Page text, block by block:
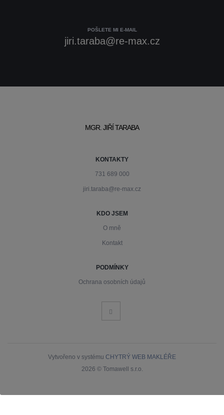
POŠLETE MI E-MAIL
jiri.taraba@re-max.cz
MGR. JIŘÍ TARABA
KONTAKTY
731 689 000
jiri.taraba@re-max.cz
KDO JSEM
O mně
Kontakt
PODMÍNKY
Ochrana osobních údajů
Vytvořeno v systému CHYTRÝ WEB MAKLÉŘE
2026 © Tomawell s.r.o.